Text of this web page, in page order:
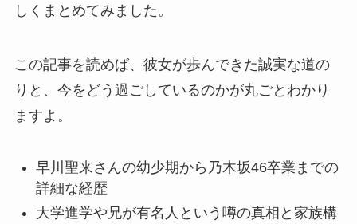
しくまとめてみました。
この記事を読めば、彼女が歩んできた誠実な道の
りと、今をどう過ごしているのかが丸ごとわかり
ますよ。
早川聖来さんの幼少期から乃木坂46卒業までの
詳細な経歴
大学進学や兄が有名人という噂の真相と家族構